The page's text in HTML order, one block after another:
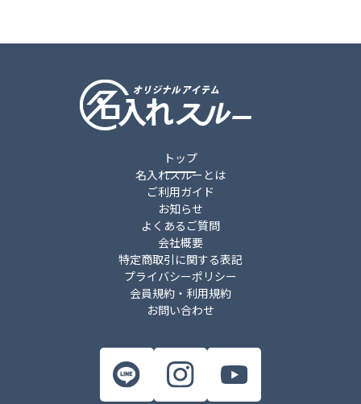
トップ
名入れスルーとは
ご利用ガイド
お知らせ
よくあるご質問
会社概要
特定商取引に関する表記
プライバシーポリシー
会員規約・利用規約
お問い合わせ